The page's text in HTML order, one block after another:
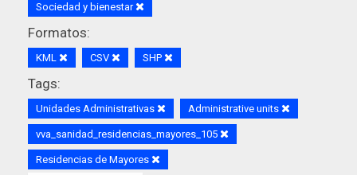
Sociedad y bienestar
Formatos:
KML CSV SHP
Tags:
Unidades Administrativas Administrative units
vva_sanidad_residencias_mayores_105
Residencias de Mayores